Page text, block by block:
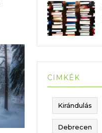
CIMKÉK
Kirándulás
Debrecen